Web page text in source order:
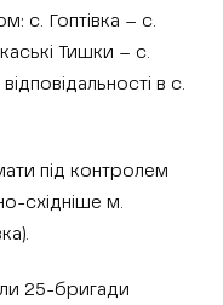
с. Гоптівка – с.
Тишки – с.
в с.
під контролем
східніше м.
25-бригади